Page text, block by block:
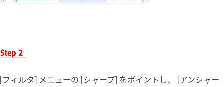
[フィルタ] メニューの [シャープ] をポイントし、 [アンシャー